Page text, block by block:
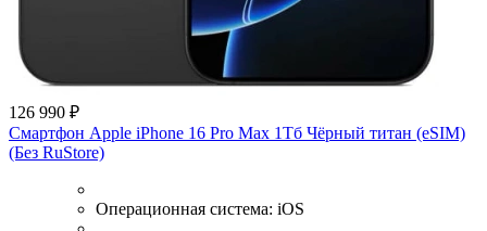
126 990 ₽
Смартфон Apple iPhone 16 Pro Max 1Тб Чёрный титан (eSIM)
(Без RuStore)
Операционная система: iOS